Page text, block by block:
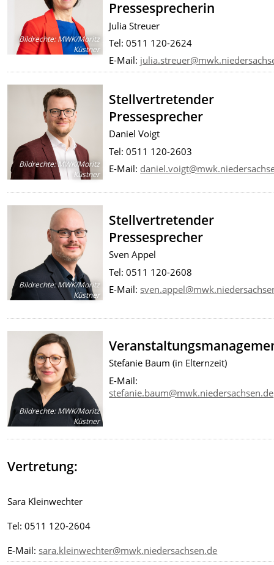
Bildrechte:MWK/Moritz
Küstner
Pressesprecherin
Julia Streuer
Tel: 0511 120-2624
E-Mail:
Bildrechte:MWK/Moritz
Küstner
Stellvertretender
Pressesprecher
Daniel Voigt
Tel: 0511 120-2603
E-Mail:
Bildrechte:MWK/Moritz
Küstner
Stellvertretender
Pressesprecher
Sven Appel
Tel: 0511 120-2608
E-Mail:
Bildrechte:MWK/Moritz
Küstner
Stefanie Baum (in Elternzeit)
E-Mail:
stefanie.baum@mwk.niedersachsen.de
Vertretung:
Sara Kleinwechter
Tel: 0511 120-2604
E-Mail: sara.kleinwechter@mwk.niedersachsen.de